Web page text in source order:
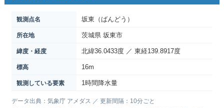
観測点名 坂東（ばんどう）
所在地 茨城県 坂東市
緯度・経度 北緯36.0433度 ／ 東経139.8917度
標高 16m
観測している要素 1時間降水量
データ出典：気象庁 アメダス ／ 更新間隔：10分ごと